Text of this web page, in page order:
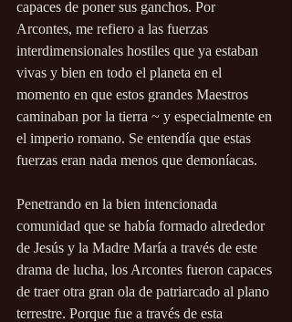
capaces de poner sus ganchos. Por
Arcontes, me refiero a las fuerzas
interdimensionales hostiles que ya estaban
vivas y bien en todo el planeta en el
momento en que estos grandes Maestros
caminaban por la tierra ~ y especialmente en
el imperio romano. Se entendía que estas
fuerzas eran nada menos que demoníacas.
Penetrando en la bien intencionada
comunidad que se había formado alrededor
de Jesús y la Madre María a través de este
drama de lucha, los Arcontes fueron capaces
de traer otra gran ola de patriarcado al plano
terrestre. Porque fue a través de esta